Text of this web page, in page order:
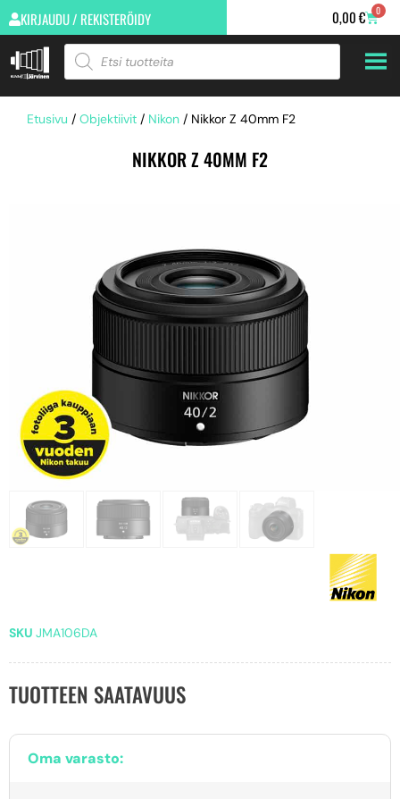
KIRJAUDU / REKISTERÖIDY 0,00€ 0
Etusivu / Objektiivit / Nikon / Nikkor Z 40mm F2
NIKKOR Z 40MM F2
SKU JMA106DA
TUOTTEEN SAATAVUUS
Oma varasto: